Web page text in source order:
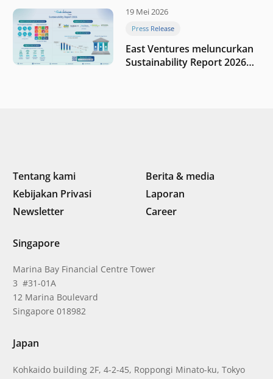
19 Mei 2026
Press Release
East Ventures meluncurkan
Sustainability Report 2026
Tentang kami
Berita & media
Kebijakan Privasi
Laporan
Newsletter
Career
Singapore
Marina Bay Financial Centre Tower
3 #31-01A
12 Marina Boulevard
Singapore 018982
Japan
Kohkaido building 2F, 4-2-45, Roppongi Minato-ku, Tokyo